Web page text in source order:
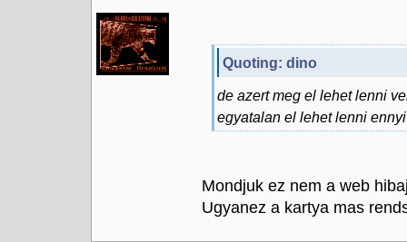
Quoting: dino
de azert meg el lehet lenni
egyatalan el lehet lenni
Mondjuk ez nem a web
Ugyanez a kartya mas